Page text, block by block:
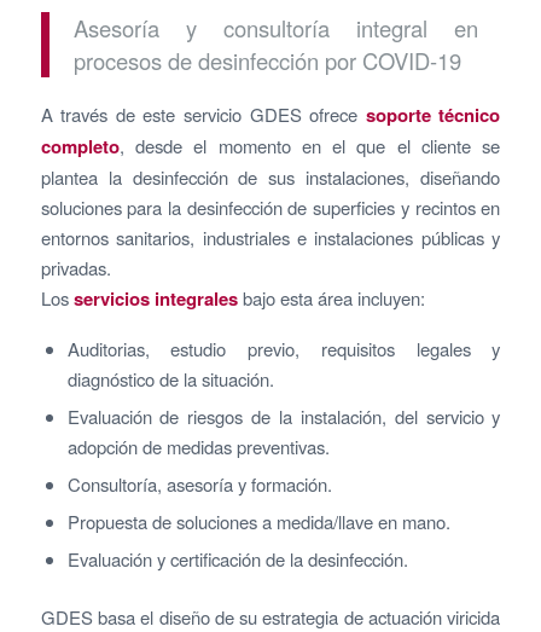
Asesoría y consultoría integral en
procesos de desinfección por COVID-19
A través de este servicio GDES ofrece soporte técnico
completo, desde el momento en el que el cliente se
plantea la desinfección de sus instalaciones, diseñando
soluciones para la desinfección de superficies y recintos en
entornos sanitarios, industriales e instalaciones públicas y
privadas.
Losservicios integralesbajo esta área incluyen:
Auditorias, estudio previo, requisitos legales y
diagnóstico de la situación.
Evaluación de riesgos de la instalación, del servicio y
adopción de medidas preventivas.
Consultoría, asesoría y formación.
Propuesta de soluciones a medida/llave en mano.
Evaluación y certificación de la desinfección.
GDES basa el diseño de su estrategia de actuación viricida